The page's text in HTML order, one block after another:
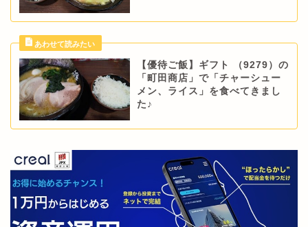
【優待ご飯】ギフト （9279）の
「町田商店」で「チャーシュー
メン、ライス」を食べてきまし
た♪